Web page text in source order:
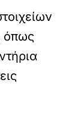
όπως